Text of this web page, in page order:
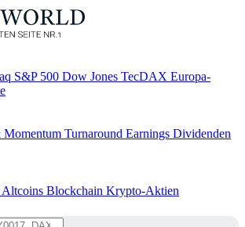
S&P 500 Dow Jones TecDAX Europa-
Momentum Turnaround Earnings Dividenden
Blockchain Krypto-Aktien